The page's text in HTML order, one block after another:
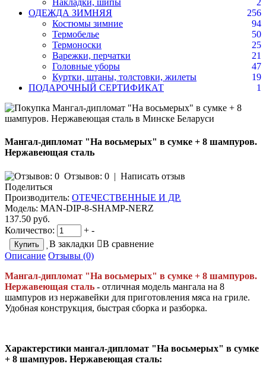
Накладки, шипы
2
ОДЕЖДА ЗИМНЯЯ
256
Костюмы зимние
94
Термобелье
50
Термоноски
25
Варежки, перчатки
21
Головные уборы
47
Куртки, штаны, толстовки, жилеты
19
ПОДАРОЧНЫЙ СЕРТИФИКАТ
1
Мангал-дипломат "На восьмерых" в сумке + 8 шампуров.
Нержавеющая сталь
Отзывов: 0 | Написать отзыв
Поделиться
Производитель: ОТЕЧЕСТВЕННЫЕ И ДР.
Модель: MAN-DIP-8-SHAMP-NERZ
137.50 руб.
Количество:
+ -
В закладки
В сравнение
Описание Отзывы (0)
Мангал-дипломат "На восьмерых" в сумке + 8 шампуров.
Нержавеющая сталь - отличная модель мангала на 8
шампуров из нержавейки для приготовления мяса на гриле.
Удобная конструкция, быстрая сборка и разборка.
Характерстики мангал-дипломат "На восьмерых" в сумке
+ 8 шампуров. Нержавеющая сталь: